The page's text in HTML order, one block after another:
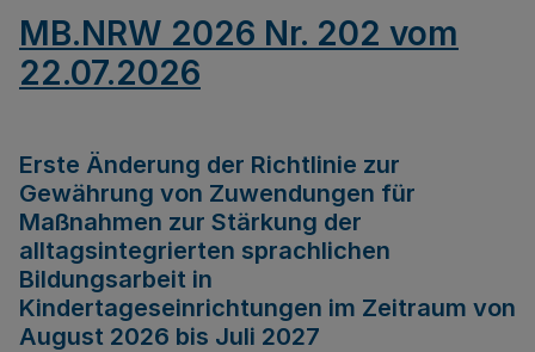
MB.NRW 2026 Nr. 202 vom
22.07.2026
Erste Änderung der Richtlinie zur
Gewährung von Zuwendungen für
Maßnahmen zur Stärkung der
alltagsintegrierten sprachlichen
Bildungsarbeit in
Kindertageseinrichtungen im Zeitraum von
August 2026 bis Juli 2027